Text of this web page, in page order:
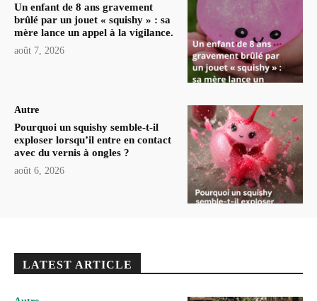
Un enfant de 8 ans gravement
brûlé par un jouet « squishy » : sa
mère lance un appel à la vigilance.
août 7, 2026
Autre
Pourquoi un squishy semble-t-il
exploser lorsqu’il entre en contact
avec du vernis à ongles ?
août 6, 2026
LATEST ARTICLE